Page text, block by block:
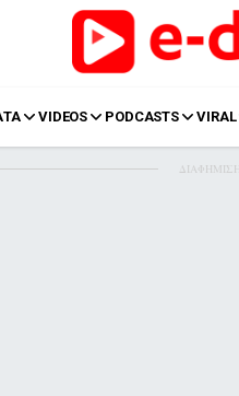
VIDEOS PODCASTS VIRAL
ΔΙΑΦΗΜΙΣΗ